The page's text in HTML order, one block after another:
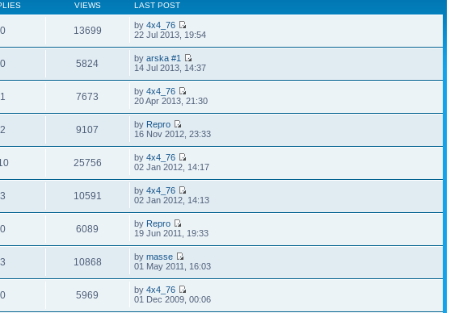
VIEWS LAST POST
0 13699 by4x4_76
22 Jul 2013, 19:54
0 5824 byarska #1
14 Jul 2013, 14:37
1 7673 by4x4_76
20 Apr 2013, 21:30
2 9107 by Repro
16 Nov 2012, 23:33
25756 by4x4_76
02 Jan 2012, 14:17
3 10591 by4x4_76
02 Jan 2012, 14:13
0 6089 by Repro
19 Jun 2011, 19:33
3 10868 bymasse
01 May 2011, 16:03
0 5969 by4x4_76
01 Dec 2009, 00:06